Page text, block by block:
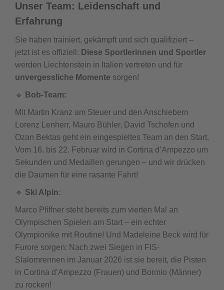
Unser Team: Leidenschaft und
Erfahrung
Sie haben trainiert, gekämpft und sich qualifiziert –
jetzt ist es offiziell: Diese Sportlerinnen und Sportler
werden Liechtenstein in Italien vertreten und für
unvergessliche Momente sorgen!
🔹 Bob-Team:
Mit Martin Kranz am Steuer und den Anschiebern
Lorenz Lenherr, Mauro Bühler, David Tschofen und
Ozan Bektas geht ein eingespieltes Team an den Start.
Vom 16. bis 22. Februar wird in Cortina d’Ampezzo um
Sekunden und Medaillen gerungen – und wir drücken
die Daumen für eine rasante Fahrt!
🔹 Ski Alpin:
Marco Pfiffner steht bereits zum vierten Mal an
Olympischen Spielen am Start – ein echter
Olympionike mit Routine! Und Madeleine Beck wird für
Furore sorgen: Nach zwei Siegen in FIS-
Slalomrennen im Januar 2026 ist sie bereit, die Pisten
in Cortina d’Ampezzo (Frauen) und Bormio (Männer)
zu rocken!